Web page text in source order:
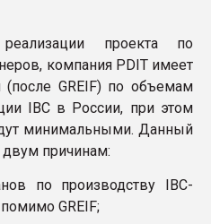
проекта по
компания PDIT имеет
GREIF) по объемам
IBC в России, при этом
минимальными. Данный
причинам:
по производству IBC-
GREIF;